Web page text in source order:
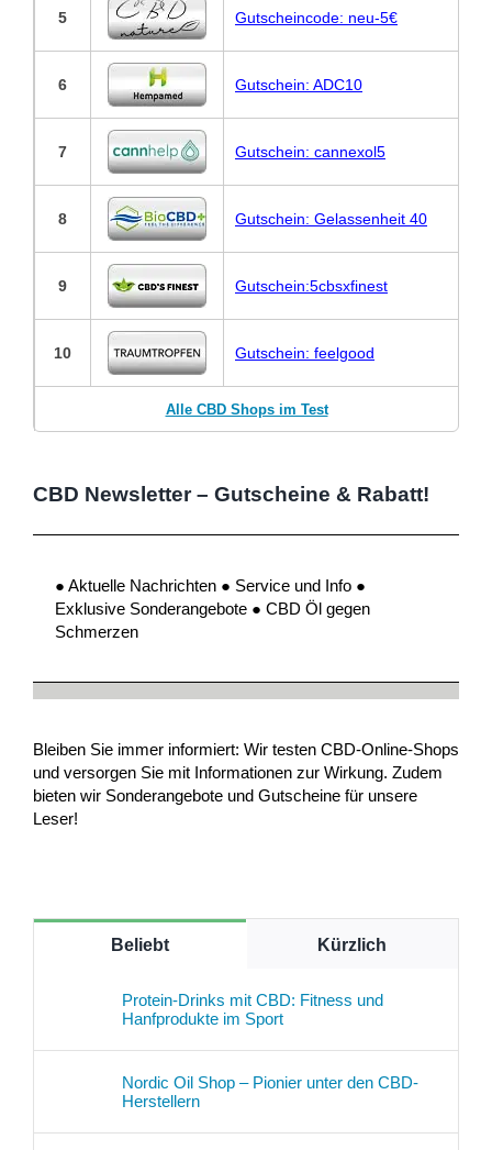
5 Gutscheincode: neu-5€
6 Gutschein: ADC10
7 Gutschein: cannexol5
8 Gutschein: Gelassenheit 40
9 Gutschein:5cbsxfinest
10 Gutschein: feelgood
Alle CBD Shops im Test
CBD Newsletter – Gutscheine & Rabatt!
● Aktuelle Nachrichten ● Service und Info ●
Exklusive Sonderangebote ● CBD Öl gegen
Schmerzen
Bleiben Sie immer informiert: Wir testen CBD-Online-Shops
und versorgen Sie mit Informationen zur Wirkung. Zudem
bieten wir Sonderangebote und Gutscheine für unsere
Leser!
Beliebt Kürzlich
Protein-Drinks mit CBD: Fitness und
Hanfprodukte im Sport
Nordic Oil Shop – Pionier unter den CBD-
Herstellern